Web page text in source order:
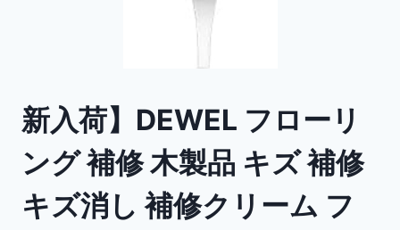
新入荷】DEWEL フローリ
ング 補修 木製品 キズ 補修
キズ消し 補修クリーム フ